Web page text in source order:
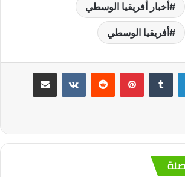
أخبار أفريقيا الوسطي
أفريقيا الوسطي
لينكدإن بينتيريست